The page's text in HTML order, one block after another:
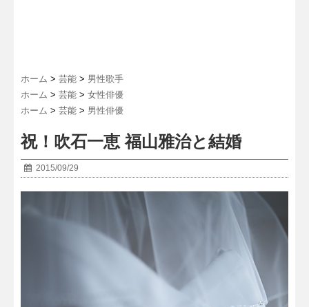
ホーム > 芸能 > 男性歌手
ホーム > 芸能 > 女性俳優
ホーム > 芸能 > 男性俳優
祝！吹石一恵 福山雅治と結婚
2015/09/29